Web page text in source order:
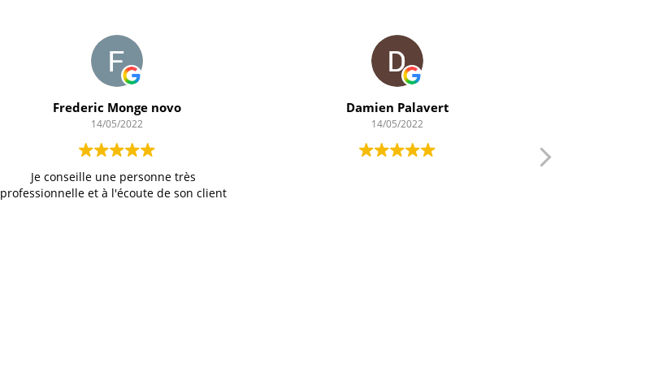
Frederic Monge novo
14/05/2022
Je conseille une personne très
professionnelle et à l'écoute de son client
Damien Palavert
14/05/2022